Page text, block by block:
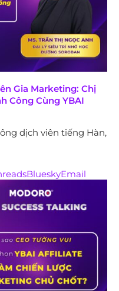
Gia Marketing: Chị
Công Cùng YBAI
dịch viên tiếng Hàn,
BlueskyEmail